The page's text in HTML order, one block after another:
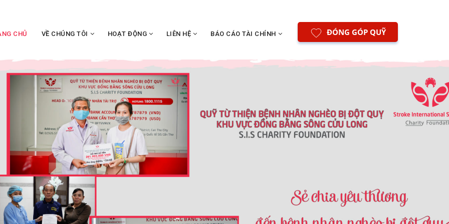
ĐÓNG GÓP QUỸ
CHỦ VỀ CHÚNG TÔI HOẠT ĐỘNG LIÊN HỆ BÁO CÁO TÀI CHÍNH